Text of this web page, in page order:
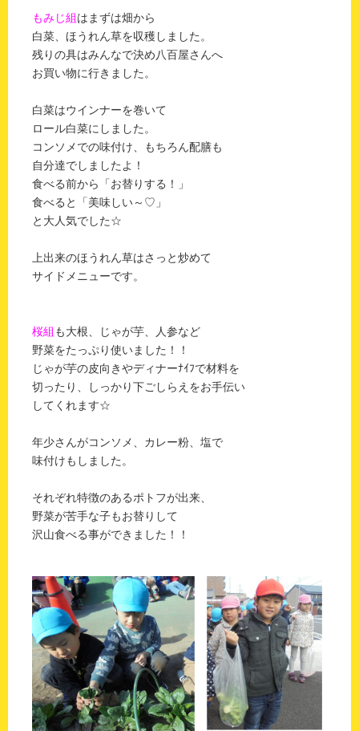
もみじ組はまずは畑から
白菜、ほうれん草を収穫しました。
残りの具はみんなで決め八百屋さんへ
お買い物に行きました。
白菜はウインナーを巻いて
ロール白菜にしました。
コンソメでの味付け、もちろん配膳も
自分達でしましたよ！
食べる前から「お替りする！」
食べると「美味しい～♡」
と大人気でした☆
上出来のほうれん草はさっと炒めて
サイドメニューです。
桜組 も大根、じゃが芋、人参など
野菜をたっぷり使いました！！
じゃが芋の皮向きやディナーﾅｲﾌで材料を
切ったり、しっかり下ごしらえをお手伝い
してくれます☆
年少さんがコンソメ、カレー粉、塩で
味付けもしました。
それぞれ特徴のあるポトフが出来、
野菜が苦手な子もお替りして
沢山食べる事ができました！！